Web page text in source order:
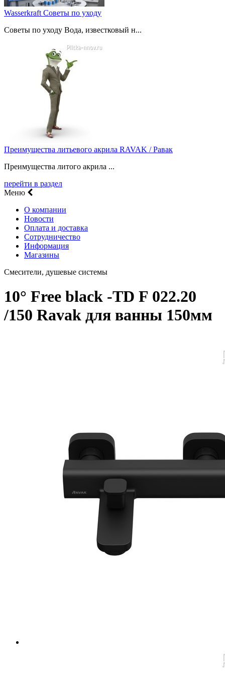
Wasserkraft Советы по уходу
Советы по уходу Вода, известковый н...
Преимущества литьевого акрила RAVAK / Равак
Преимущества литого акрила ...
перейти в раздел
Меню
О компании
Новости
Оплата и доставка
Сотрудничество
Информация
Магазины
Смесители, душевые системы
10° Free black -TD F 022.20
/150 Ravak для ванны 150мм